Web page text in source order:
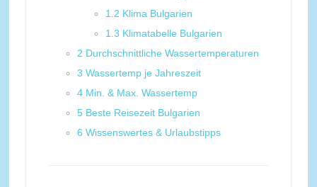
1.2 Klima Bulgarien
1.3 Klimatabelle Bulgarien
2 Durchschnittliche Wassertemperaturen
3 Wassertemp je Jahreszeit
4 Min. & Max. Wassertemp
5 Beste Reisezeit Bulgarien
6 Wissenswertes & Urlaubstipps